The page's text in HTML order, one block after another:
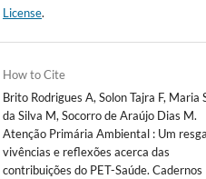
License.
How to Cite
Brito Rodrigues A, Solon Tajra F, Maria
da Silva M, Socorro de Araújo Dias M.
Atenção Primária Ambiental : Um
vivências e reflexões acerca das
contribuições do PET-Saúde. Cadernos